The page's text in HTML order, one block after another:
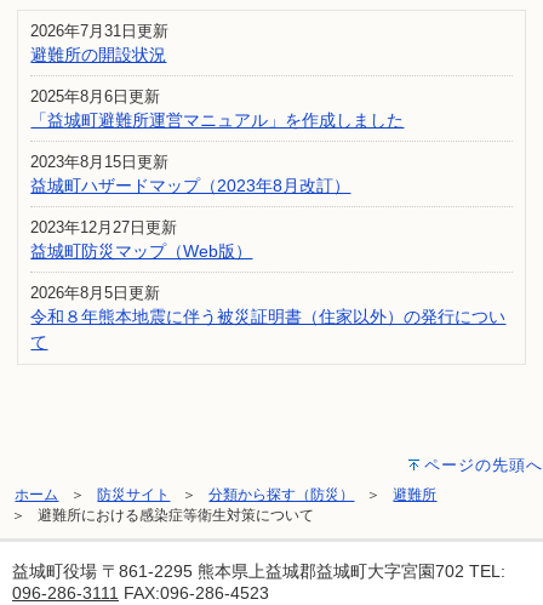
2026年7月31日更新
避難所の開設状況
2025年8月6日更新
「益城町避難所運営マニュアル」を作成しました
2023年8月15日更新
益城町ハザードマップ（2023年8月改訂）
2023年12月27日更新
益城町防災マップ（Web版）
2026年8月5日更新
令和８年熊本地震に伴う被災証明書（住家以外）の発行につい
て
ページの先頭へ
ホーム 防災サイト 分類から探す（防災）
避難所
避難所における感染症等衛生対策について
益城町役場 〒861-2295 熊本県上益城郡益城町大字宮園702 TEL:
096-286-3111 FAX:096-286-4523